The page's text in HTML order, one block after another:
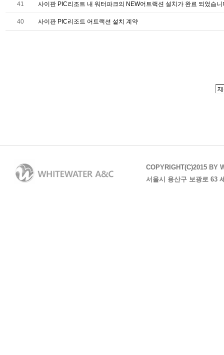
41 사이판 PIC리조트 내 워터파크의 NEW어트랙션 설치가 완료 되었습니
40 사이판 PIC리조트 어트랙션 설치 계약
COPYRIGHT(C)2015 BY
서울시 용산구 보광로 63